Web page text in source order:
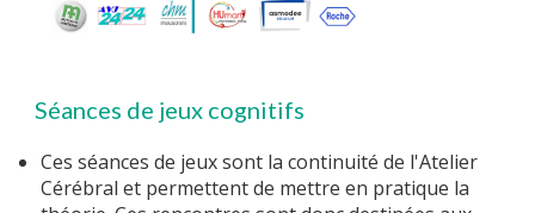
Séances de jeux cognitifs
Ces séances de jeux sont la continuité de l'Atelier
Cérébral et permettent de mettre en pratique la